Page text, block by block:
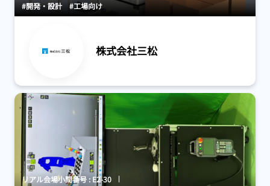
#開発・設計 #工場向け
株式会社三松
リアル会場小間番号 : E2-30